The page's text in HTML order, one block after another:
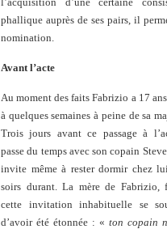
phallique auprès de ses pairs, il
nomination.
Avant l’acte
Au moment des faits Fabrizio a 17
à quelques semaines à peine de sa
Trois jours avant ce passage à
passe du temps avec son copain
invite même à rester dormir chez
soirs durant. La mère de Fabrizio,
cette invitation inhabituelle se
d’avoir été étonnée : « ton copain